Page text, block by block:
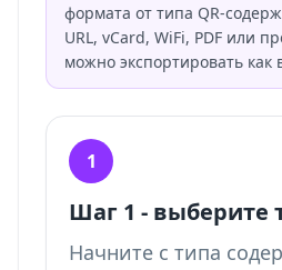
формата от типа QR-
URL, vCard, WiFi, PDF или
можно экспортировать как
1
Шаг 1 - выберите
Начните с типа